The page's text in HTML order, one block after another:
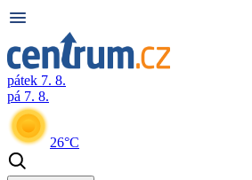
pátek 7. 8.
pá 7. 8.
26°C